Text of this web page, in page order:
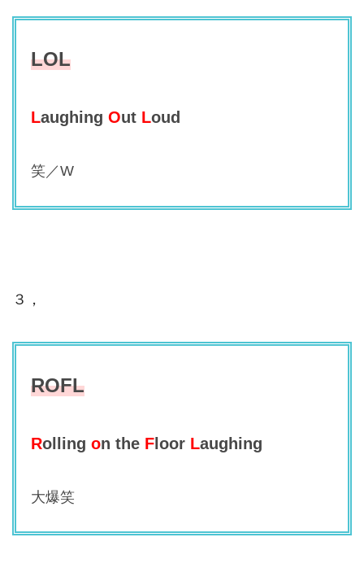
LOL
Laughing OutLoud
笑／W
３，
ROFL
Rolling on the FloorLaughing
大爆笑